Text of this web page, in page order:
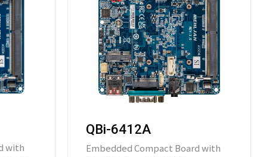
with
QBi-6412A
Embedded Compact Board with